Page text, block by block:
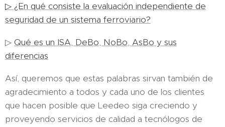
▷ ¿En qué consiste la evaluación independiente de
seguridad de un sistema ferroviario?
▷ Qué es un ISA, DeBo, NoBo, AsBo y sus
diferencias
Así, queremos que estas palabras sirvan también de
agradecimiento a todos y cada uno de los clientes
que hacen posible que Leedeo siga creciendo y
proveyendo servicios de calidad a tecnólogos de